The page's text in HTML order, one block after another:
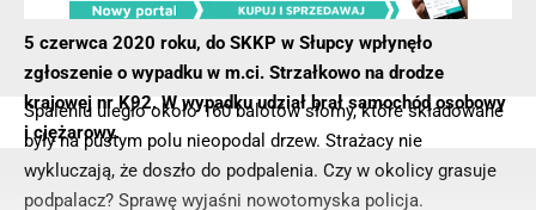
Spaleniu uległo około 160 balotów słomy, które składowane
były na pustym polu nieopodal drzew. Strażacy nie
wykluczają, że doszło do podpalenia. Czy w okolicy grasuje
podpalacz? Sprawę wyjaśni nowotomyska policja.
5 czerwca 2020 roku, do SKKP w Słupcy wpłynęło
zgłoszenie o wypadku w m.ci. Strzałkowo na drodze
krajowej nr K92. W wypadku udział brał samochód osobowy
i ciężarowy.